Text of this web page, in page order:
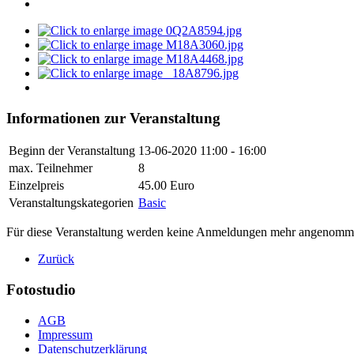
Informationen zur Veranstaltung
Beginn der Veranstaltung 13-06-2020 11:00 - 16:00
max. Teilnehmer
8
Einzelpreis
45.00 Euro
Veranstaltungskategorien Basic
Für diese Veranstaltung werden keine Anmeldungen mehr
Zurück
Fotostudio
AGB
Impressum
Datenschutzerklärung